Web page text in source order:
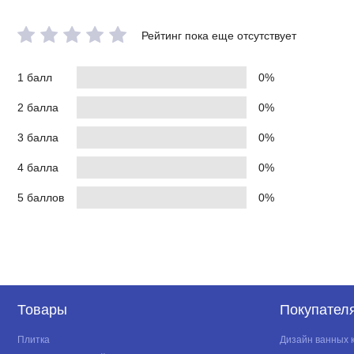
Рейтинг пока еще отсутствует
1 балл 0%
2 балла 0%
3 балла 0%
4 балла 0%
5 баллов 0%
Товары
Плитка
Дизайн ванных